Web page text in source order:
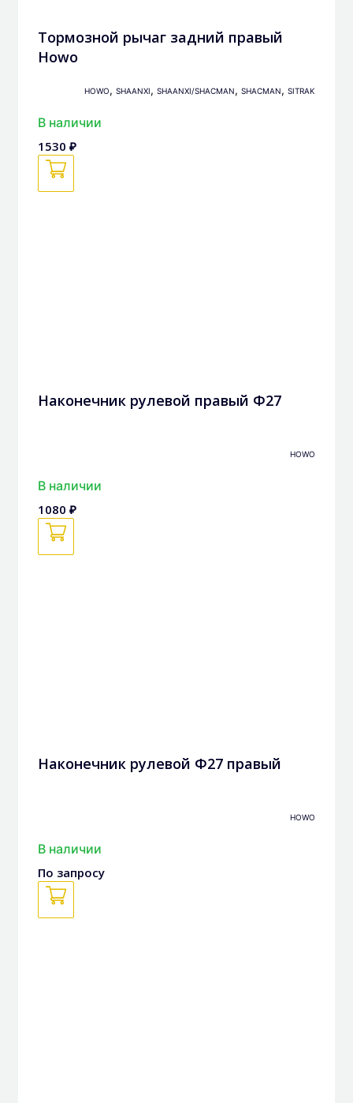
Тормозной рычаг задний правый
Howo
HOWO, SHAANXI, SHAANXI/SHACMAN, SHACMAN, SITRAK
В наличии
1530 ₽
Наконечник рулевой правый Ф27
HOWO
В наличии
1080 ₽
Наконечник рулевой Ф27 правый
HOWO
В наличии
По запросу